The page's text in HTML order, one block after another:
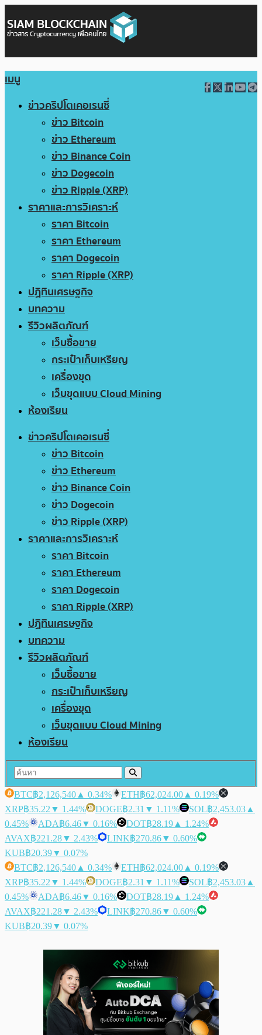
เมนู
ข่าวคริปโตเคอเรนซี่
ข่าว Bitcoin
ข่าว Ethereum
ข่าว Binance Coin
ข่าว Dogecoin
ข่าว Ripple (XRP)
ราคาและการวิเคราะห์
ราคา Bitcoin
ราคา Ethereum
ราคา Dogecoin
ราคา Ripple (XRP)
ปฏิทินเศรษฐกิจ
บทความ
รีวิวผลิตภัณฑ์
เว็บซื้อขาย
กระเป๋าเก็บเหรียญ
เครื่องขุด
เว็บขุดแบบ Cloud Mining
ห้องเรียน
ข่าวคริปโตเคอเรนซี่
ข่าว Bitcoin
ข่าว Ethereum
ข่าว Binance Coin
ข่าว Dogecoin
ข่าว Ripple (XRP)
ราคาและการวิเคราะห์
ราคา Bitcoin
ราคา Ethereum
ราคา Dogecoin
ราคา Ripple (XRP)
ปฏิทินเศรษฐกิจ
บทความ
รีวิวผลิตภัณฑ์
เว็บซื้อขาย
กระเป๋าเก็บเหรียญ
เครื่องขุด
เว็บขุดแบบ Cloud Mining
ห้องเรียน
BTC฿2,126,540 ▲ 0.34% ETH฿62,024.00 ▲ 0.19%
XRP฿35.22 ▼ 1.44% DOGE฿2.31 ▼ 1.11% SOL฿2,453.03 ▲
0.45%
ADA฿6.46▼ 0.16% DOT฿28.19 ▲ 1.24%
AVAX฿221.28▼ 2.43% LINK฿270.86▼ 0.60%
KUB฿20.39▼ 0.07%
BTC฿2,126,540 ▲ 0.34% ETH฿62,024.00 ▲ 0.19%
XRP฿35.22 ▼ 1.44% DOGE฿2.31 ▼ 1.11% SOL฿2,453.03 ▲
0.45%
ADA฿6.46▼ 0.16% DOT฿28.19 ▲ 1.24%
AVAX฿221.28▼ 2.43% LINK฿270.86▼ 0.60%
KUB฿20.39▼ 0.07%